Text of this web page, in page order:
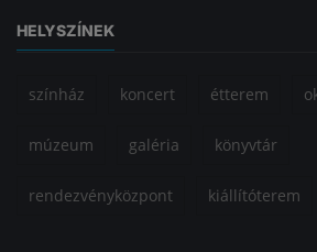
HELYSZÍNEK
színház koncert étterem
múzeum galéria könyvtár
rendezvényközpont kiállítóterem